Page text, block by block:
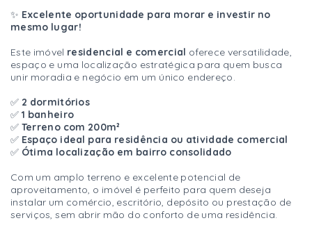
✨ Excelente oportunidade para morar e investir no
mesmo lugar!
Este imóvel residencial e comercial oferece versatilidade,
espaço e uma localização estratégica para quem busca
unir moradia e negócio em um único endereço.
✅ 2 dormitórios
✅ 1 banheiro
✅ Terreno com 200m²
✅ Espaço ideal para residência ou atividade comercial
✅ Ótima localização em bairro consolidado
Com um amplo terreno e excelente potencial de
aproveitamento, o imóvel é perfeito para quem deseja
instalar um comércio, escritório, depósito ou prestação de
serviços, sem abrir mão do conforto de uma residência.